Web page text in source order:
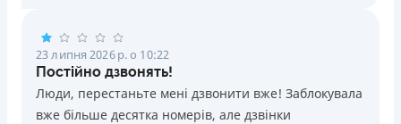
23 липня 2026 р. о 10:22
Постійно дзвонять!
Люди, перестаньте мені дзвонити вже! Заблокувала
вже більше десятка номерів, але дзвінки